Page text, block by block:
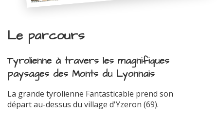
Le parcours
Tyrolienne à travers les magnifiques
paysages des Monts du Lyonnais
La grande tyrolienne Fantasticable prend son
départ au-dessus du village d'Yzeron (69).